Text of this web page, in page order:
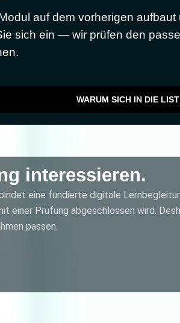
auf dem vorherigen
sich ein — wir prüfen den
WARUM SICH IN DIE
interessieren.
eine fundierte digitale
einer Prüfung abgeschlossen wird.
passen.